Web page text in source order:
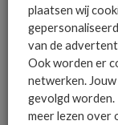
Het
mailbox
AANMELDEN
plaatsen wij
van de
Ook worden er
netwerken.
gevolgd worden.
meer lezen over